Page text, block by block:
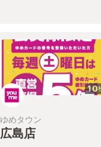
10
ゆめタウン
広島店